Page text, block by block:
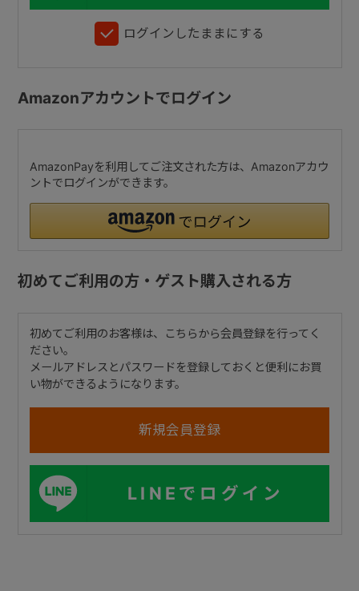
ログインしたままにする
Amazonアカウントでログイン
AmazonPayを利用してご注文された方は、Amazonアカウ
ントでログインができます。
初めてご利用の方・ゲスト購入される方
初めてご利用のお客様は、こちらから会員登録を行ってく
ださい。
メールアドレスとパスワードを登録しておくと便利にお買
い物ができるようになります。
LINEでログイン